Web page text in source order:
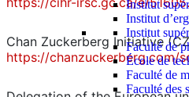
Institut
Institut
Institut
Faculté de
École de
Faculté de
Faculté des
Chan Zuckerberg Initiative
https://chanzuckerberg.com/